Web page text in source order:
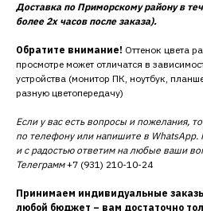
Доставка по Приморскому району в
более 2х часов после заказа).
Обратите внимание! Оттенок цвета
просмотре может отличатся в
устройства (монитор ПК, ноутбук,
разную цветопередачу)
Если у вас есть вопросы и пожелания,
по телефону или напишите в WhatsApp.
и с радостью ответим на любые ваши
Телеграмм+7 (931) 210-10-24
Принимаем индивидуальные
любой бюджет – вам достаточно